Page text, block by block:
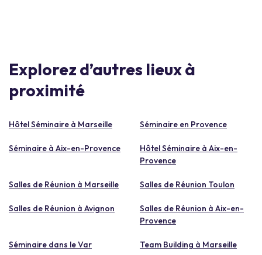
Explorez d’autres lieux à
proximité
Hôtel Séminaire à Marseille Séminaire en Provence
Séminaire à Aix-en-Provence
Hôtel Séminaire à Aix-en-
Provence
Salles de Réunion à Marseille Salles de Réunion Toulon
Salles de Réunion à Avignon
Salles de Réunion à Aix-en-
Provence
Séminaire dans le Var Team Building à Marseille